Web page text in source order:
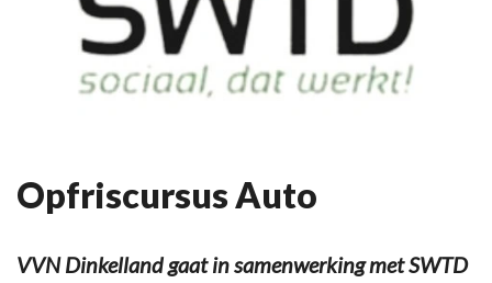
Opfriscursus Auto
VVN Dinkelland gaat in samenwerking met SWTD